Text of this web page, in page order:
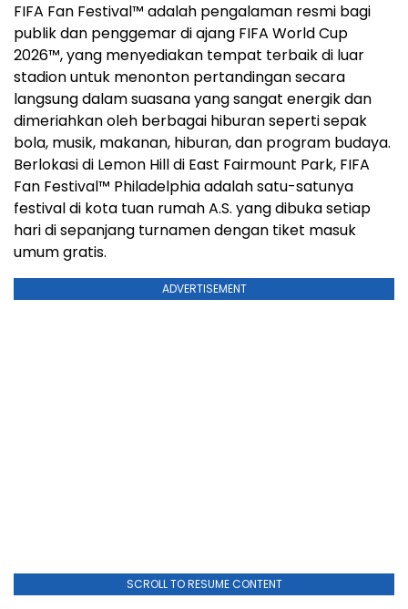
FIFA Fan Festival™ adalah pengalaman resmi bagi
publik dan penggemar di ajang FIFA World Cup
2026™, yang menyediakan tempat terbaik di luar
stadion untuk menonton pertandingan secara
langsung dalam suasana yang sangat energik dan
dimeriahkan oleh berbagai hiburan seperti sepak
bola, musik, makanan, hiburan, dan program budaya.
Berlokasi di Lemon Hill di East Fairmount Park, FIFA
Fan Festival™ Philadelphia adalah satu-satunya
festival di kota tuan rumah A.S. yang dibuka setiap
hari di sepanjang turnamen dengan tiket masuk
umum gratis.
ADVERTISEMENT
SCROLL TO RESUME CONTENT